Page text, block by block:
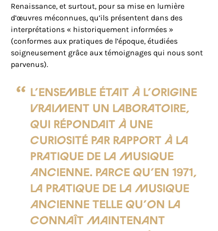
Renaissance, et surtout, pour sa mise en lumière
d’œuvres méconnues, qu’ils présentent dans des
interprétations « historiquement informées »
(conformes aux pratiques de l’époque, étudiées
soigneusement grâce aux témoignages qui nous sont
parvenus).
L’ensemble était à l’origine
vraiment un laboratoire,
qui répondait à une
curiosité par rapport à la
pratique de la musique
ancienne. Parce qu’en 1971,
la pratique de la musique
ancienne telle qu’on la
connaît maintenant